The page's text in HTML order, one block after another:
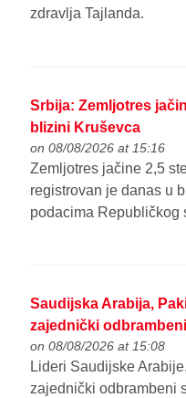
zdravlja Tajlanda.
Srbija: Zemljotres
blizini Kruševca
on 08/08/2026 at 15:16
Zemljotres jačine 2,5
registrovan je danas u
podacima Republičkog
Saudijska Arabija,
zajednički
on 08/08/2026 at 15:08
Lideri Saudijske
zajednički odbrambeni